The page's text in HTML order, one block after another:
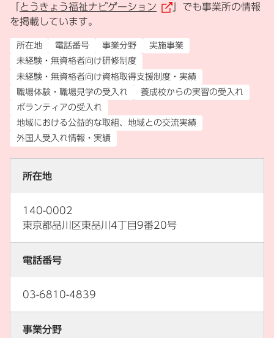
とうきょう福祉ナビゲーション （外部リンク）
」でも事業所の情報
を掲載しています。
所在地 電話番号 事業分野
実施事業
未経験・無資格者向け研修制度
未経験・無資格者向け資格取得支援制度・実績
職場体験・職場見学の受入れ
養成校からの実習の受入れ
ボランティアの受入れ
地域における公益的な取組、地域との交流実績
外国人受入れ情報・実績
所在地
140-0002
東京都品川区東品川4丁目9番20号
電話番号
03-6810-4839
事業分野